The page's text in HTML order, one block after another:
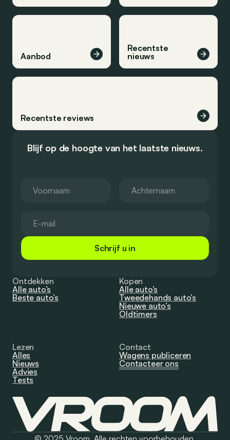
Aanbod
Recentste
nieuws
Recentste reviews
Blijf op de hoogte van het laatste nieuws.
Schrijf u in
Ontdekken
Alle auto’s
Beste auto’s
Kopen
Alle auto’s
Tweedehands auto’s
Nieuwe auto’s
Oldtimers
Lezen
Alles
Nieuws
Advies
Tests
Contact
Wagens publiceren
Contacteer ons